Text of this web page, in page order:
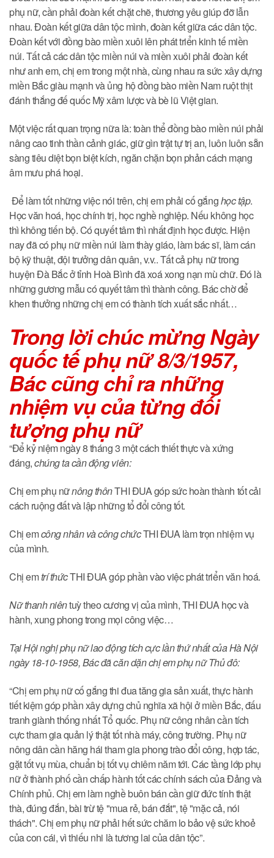
phụ nữ, cần phải đoàn kết chặt chẽ, thương yêu giúp đỡ lẫn
nhau. Đoàn kết giữa dân tộc mình, đoàn kết giữa các dân tộc.
Đoàn kết với đồng bào miền xuôi lên phát triển kinh tế miền
núi. Tất cả các dân tộc miền núi và miền xuôi phải đoàn kết
như anh em, chị em trong một nhà, cùng nhau ra sức xây dựng
miền Bắc giàu mạnh và ủng hộ đồng bào miền Nam ruột thịt
đánh thắng đế quốc Mỹ xâm lược và bè lũ Việt gian.
Một việc rất quan trọng nữa là: toàn thể đồng bào miền núi phải
nâng cao tinh thần cảnh giác, giữ gìn trật tự trị an, luôn luôn sẵn
sàng tiêu diệt bọn biệt kích, ngăn chặn bọn phản cách mạng
âm mưu phá hoại.
Để làm tốt những việc nói trên, chị em phải cố gắnghọc tập.
Học văn hoá, học chính trị, học nghề nghiệp. Nếu không học
thì không tiến bộ. Có quyết tâm thì nhất định học được. Hiện
nay đã có phụ nữ miền núi làm thày giáo, làm bác sĩ, làm cán
bộ kỹ thuật, đội trưởng dân quân, v.v.. Tất cả phụ nữ trong
huyện Đà Bắc ở tỉnh Hoà Bình đã xoá xong nạn mù chữ. Đó là
những gương mẫu có quyết tâm thì thành công. Bác chờ để
khen thưởng những chị em có thành tích xuất sắc nhất…
Trong lời chúc mừng Ngày
quốc tế phụ nữ 8/3/1957,
Bác cũng chỉ ra những
nhiệm vụ của từng đối
tượng phụ nữ
“Để kỷ niệm ngày 8 tháng 3 một cách thiết thực và xứng
đáng,chúng ta cần động viên:
Chị em phụ nữnông thônTHI ĐUA góp sức hoàn thành tốt cải
cách ruộng đất và lập những tổ đổi công tốt.
Chị emcông nhân và công chứcTHI ĐUA làm trọn nhiệm vụ
của mình.
Chị emtrí thứcTHI ĐUA góp phần vào việc phát triển văn hoá.
Nữ thanh niêntuỳ theo cương vị của mình, THI ĐUA học và
hành, xung phong trong mọi công việc…
Tại Hội nghị phụ nữ lao động tích cực lần thứ nhất của Hà Nội
ngày 18-10-1958, Bác đã căn dặn chị em phụ nữ Thủ đô:
“Chị em phụ nữ cố gắng thi đua tăng gia sản xuất, thực hành
tiết kiệm góp phần xây dựng chủ nghĩa xã hội ở miền Bắc, đấu
tranh giành thống nhất Tổ quốc. Phụ nữ công nhân cần tích
cực tham gia quản lý thật tốt nhà máy, công trường. Phụ nữ
nông dân cần hăng hái tham gia phong trào đổi công, hợp tác,
gặt tốt vụ mùa, chuẩn bị tốt vụ chiêm năm tới. Các tầng lớp phụ
nữ ở thành phố cần chấp hành tốt các chính sách của Đảng và
Chính phủ. Chị em làm nghề buôn bán cần giữ đức tính thật
thà, đúng đắn, bài trừ tệ "mua rẻ, bán đắt", tệ "mặc cả, nói
thách". Chị em phụ nữ phải hết sức chăm lo bảo vệ sức khoẻ
của con cái, vì thiếu nhi là tương lai của dân tộc”.